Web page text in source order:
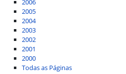
2006
2005
2004
2003
2002
2001
2000
Todas as Páginas